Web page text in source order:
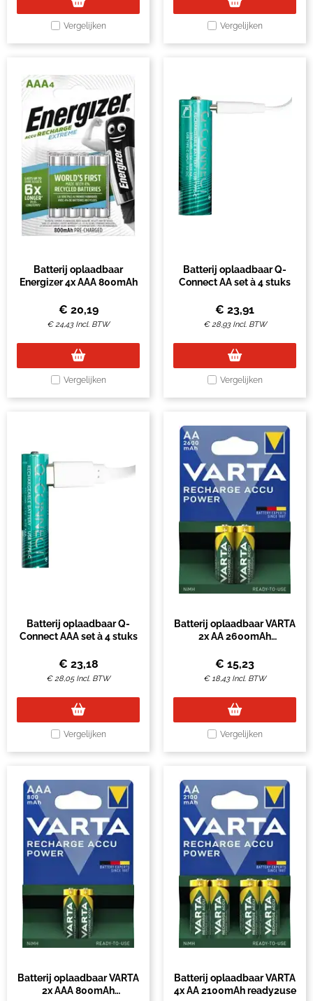
Vergelijken Vergelijken
Batterij oplaadbaar
Energizer 4x AAA 800mAh
€ 20,19
€24,43 Incl. BTW
Vergelijken
Batterij oplaadbaar Q-
Connect AA set à 4 stuks
€ 23,91
€28,93 Incl. BTW
Vergelijken
Batterij oplaadbaar Q-
Connect AAA set à 4 stuks
€ 23,18
€28,05 Incl. BTW
Vergelijken
Batterij oplaadbaar VARTA
2x AA 2600mAh
€ 15,23
€18,43 Incl. BTW
Vergelijken
Batterij oplaadbaar VARTA
2x AAA 800mAh
Batterij oplaadbaar VARTA
4x AA 2100mAh ready2use